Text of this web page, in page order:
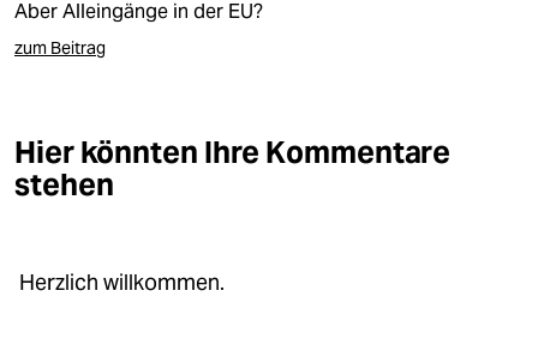
Aber Alleingänge in der EU?
zum Beitrag
Hier könnten Ihre Kommentare
stehen
Herzlich willkommen.